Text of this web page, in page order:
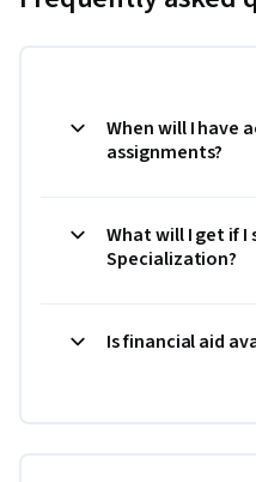
When will I have
assignments?
What will I get if
Specialization?
Is financial aid